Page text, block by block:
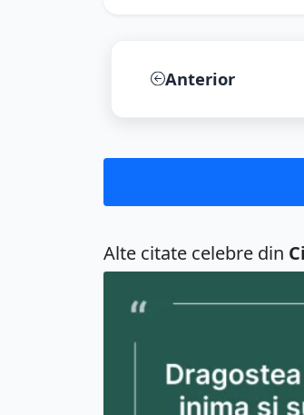
Anterior
Alte citate celebre din